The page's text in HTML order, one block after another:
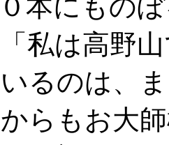
本にもの
私は高野
るのは、
らもお大